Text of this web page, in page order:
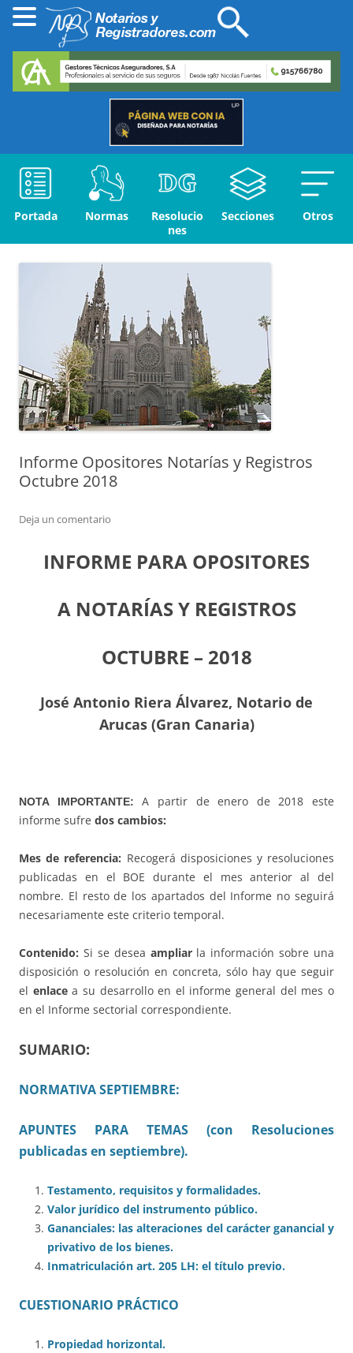
Portada Normas
Resolucio
nes
Secciones Otros
Informe Opositores Notarías y Registros
Octubre 2018
Deja un comentario
INFORME PARA OPOSITORES
A NOTARÍAS Y REGISTROS
OCTUBRE – 2018
José Antonio Riera Álvarez, Notario de
Arucas (Gran Canaria)
NOTA IMPORTANTE:A partir de enero de 2018 este
informe sufre dos cambios:
Mes de referencia: Recogerá disposiciones y resoluciones
publicadas en el BOE durante el mes anterior al del
nombre. El resto de los apartados del Informe no seguirá
necesariamente este criterio temporal.
Contenido: Si se desea ampliarla información sobre una
disposición o resolución en concreta, sólo hay que seguir
el enlacea su desarrollo en el informe general del mes o
en el Informe sectorial correspondiente.
SUMARIO:
NORMATIVA SEPTIEMBRE:
APUNTES PARA TEMAS (con Resoluciones
publicadas en septiembre).
Testamento, requisitos y formalidades.
Valor jurídico del instrumento público.
Gananciales: las alteraciones del carácter ganancial y
privativo de los bienes.
Inmatriculación art. 205 LH: el título previo.
CUESTIONARIO PRÁCTICO
Propiedad horizontal.